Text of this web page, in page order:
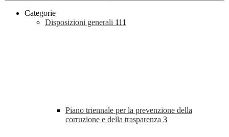
Categorie
Disposizioni generali 111
Piano triennale per la prevenzione della
corruzione e della trasparenza 3